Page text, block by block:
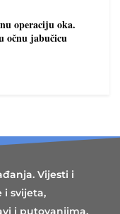
operaciju oka.
očnu jabučicu
Vijesti i
i svijeta,
i putovanjima.